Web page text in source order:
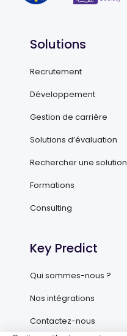
Solutions
Recrutement
Développement
Gestion de carrière
Solutions d’évaluation
Rechercher une solution
Formations
Consulting
Key Predict
Qui sommes-nous ?
Nos intégrations
Contactez-nous